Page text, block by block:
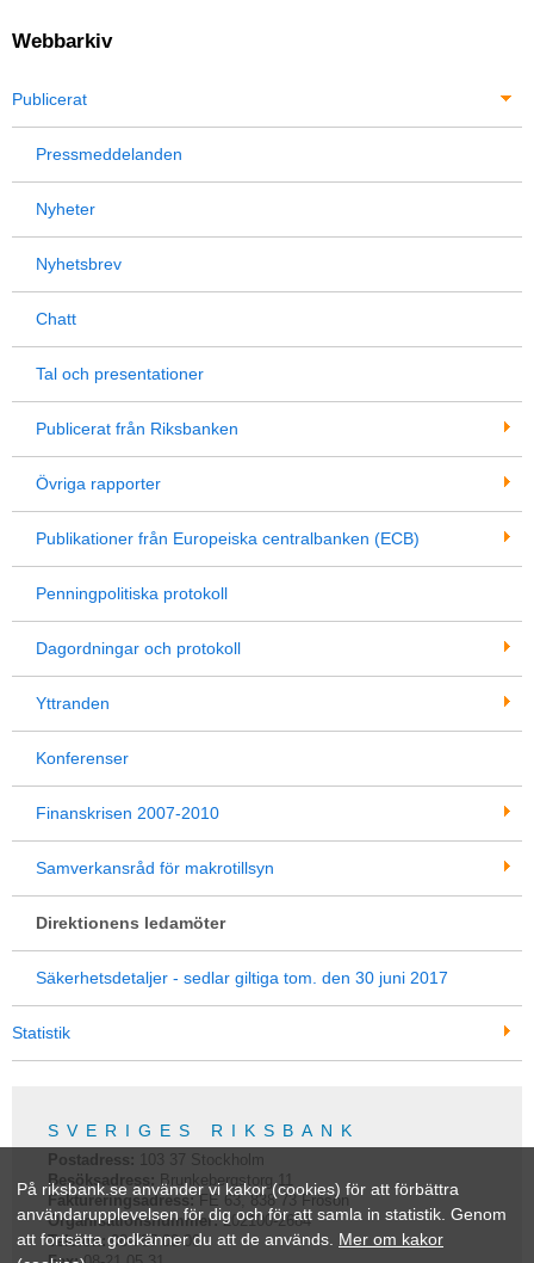
Webbarkiv
Publicerat
Pressmeddelanden
Nyheter
Nyhetsbrev
Chatt
Tal och presentationer
Publicerat från Riksbanken
Övriga rapporter
Publikationer från Europeiska centralbanken (ECB)
Penningpolitiska protokoll
Dagordningar och protokoll
Yttranden
Konferenser
Finanskrisen 2007-2010
Samverkansråd för makrotillsyn
Direktionens ledamöter
Säkerhetsdetaljer - sedlar giltiga tom. den 30 juni 2017
Statistik
SVERIGES RIKSBANK
Postadress: 103 37 Stockholm
Besöksadress: Brunkebergstorg 11
Faktureringsadress:FE 63, 838 73 Frösön
Organisationsnummer:202100-2684
Telefon: 08-787 00 00
På riksbank.se använder vi kakor (cookies) för att förbättra
användarupplevelsen för dig och för att samla in statistik. Genom
att fortsätta godkänner du att de används. Mer om kakor